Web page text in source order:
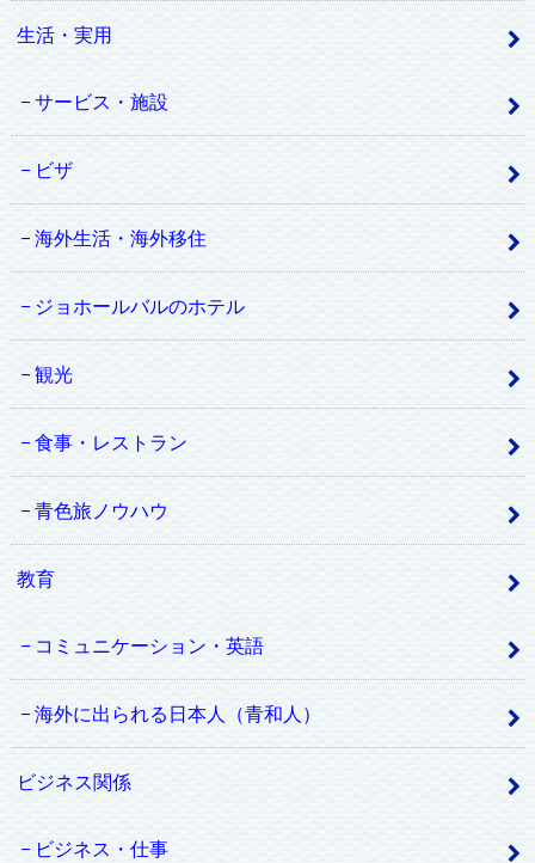
生活・実用
サービス・施設
ビザ
海外生活・海外移住
ジョホールバルのホテル
観光
食事・レストラン
青色旅ノウハウ
教育
コミュニケーション・英語
海外に出られる日本人（青和人）
ビジネス関係
ビジネス・仕事